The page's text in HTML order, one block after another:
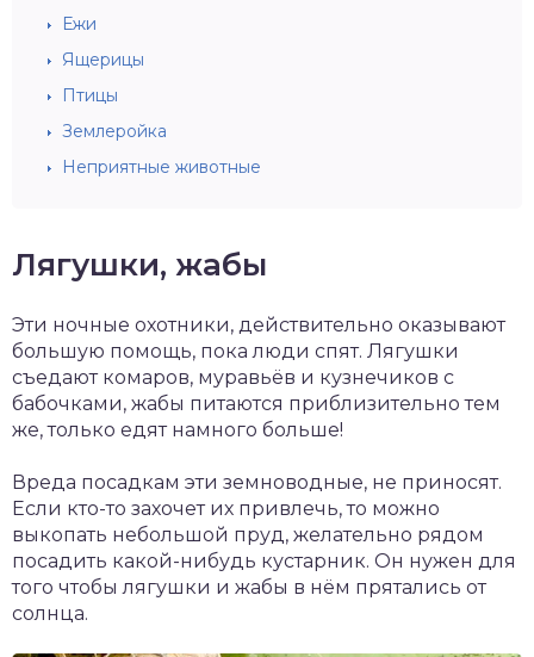
Ежи
Ящерицы
Птицы
Землеройка
Неприятные животные
Лягушки, жабы
Эти ночные охотники, действительно оказывают
большую помощь, пока люди спят. Лягушки
съедают комаров, муравьёв и кузнечиков с
бабочками, жабы питаются приблизительно тем
же, только едят намного больше!
Вреда посадкам эти земноводные, не приносят.
Если кто-то захочет их привлечь, то можно
выкопать небольшой пруд, желательно рядом
посадить какой-нибудь кустарник. Он нужен для
того чтобы лягушки и жабы в нём прятались от
солнца.